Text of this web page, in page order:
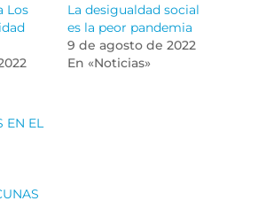
Los
La desigualdad social
es la peor pandemia
9 de agosto de 2022
En «Noticias»
EN EL